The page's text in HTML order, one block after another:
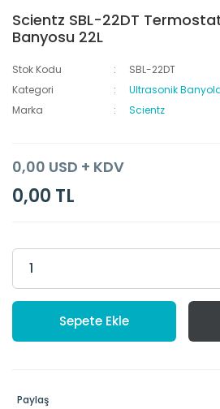
Scientz SBL-22DT
Banyosu 22L
Stok Kodu
SBL-22DT
Kategori
Ultrasonik
Marka
Scientz
0,00 USD + KDV
0,00 TL
Sepete Ekle
Paylaş